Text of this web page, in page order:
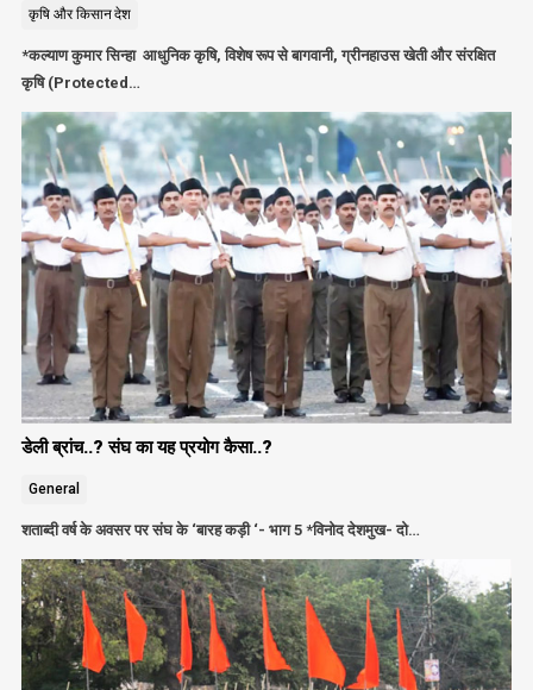
कृषि और किसानदेश
*कल्याण कुमार सिन्हा आधुनिक कृषि, विशेष रूप से बागवानी, ग्रीनहाउस खेती और संरक्षित
कृषि (Protected…
डेली ब्रांच..? संघ का यह प्रयोग कैसा..?
General
शताब्दी वर्ष के अवसर पर संघ के ‘बारह कड़ी ‘- भाग 5 *विनोद देशमुख- दो…